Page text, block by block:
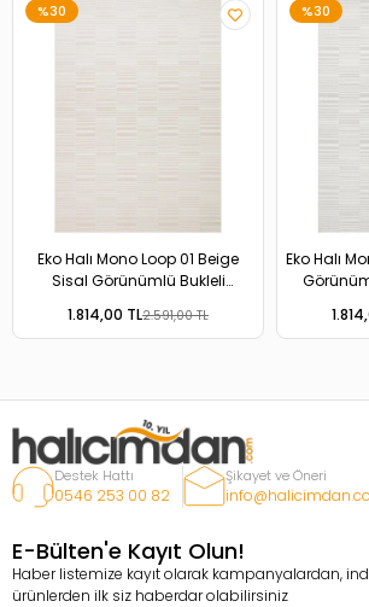
%30
Eko Halı Mono Loop 01 Beige
Sisal Görünümlü Bukleli
1.814,00 TL2.591,00 TL
%30
Eko Halı
Destek Hattı
0546 253 00 82
Şikayet ve Öneri
E-Bülten'e Kayıt Olun!
Haber listemize kayıt olarak kampanyalardan,
ürünlerden ilk siz haberdar olabilirsiniz